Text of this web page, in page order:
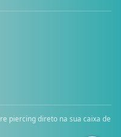
piercing direto na sua caixa de